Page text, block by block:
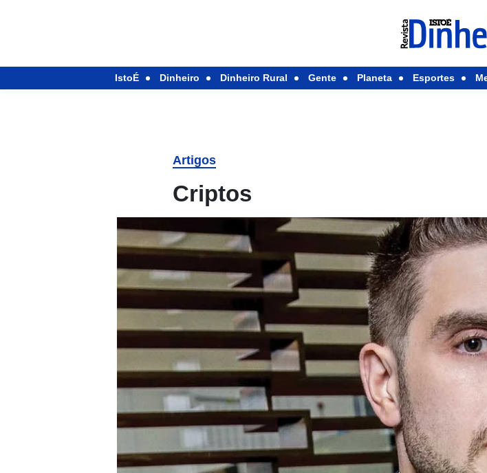
IstoÉ Dinheiro Dinheiro Rural Gente Planeta Esportes
Artigos
Criptos